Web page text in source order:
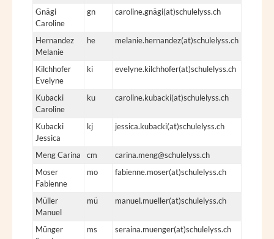
Gnägi
Caroline
gn caroline.gnägi(at)schulelyss.ch
Hernandez
Melanie
he melanie.hernandez(at)schulelyss.ch
Kilchhofer
Evelyne
ki evelyne.kilchhofer(at)schulelyss.ch
Kubacki
Caroline
ku caroline.kubacki(at)schulelyss.ch
Kubacki
Jessica
kj jessica.kubacki(at)schulelyss.ch
Meng Carina cm
carina.meng@schulelyss.ch
Moser
Fabienne
mo fabienne.moser(at)schulelyss.ch
Müller
Manuel
mü manuel.mueller(at)schulelyss.ch
Münger
ms seraina.muenger(at)schulelyss.ch